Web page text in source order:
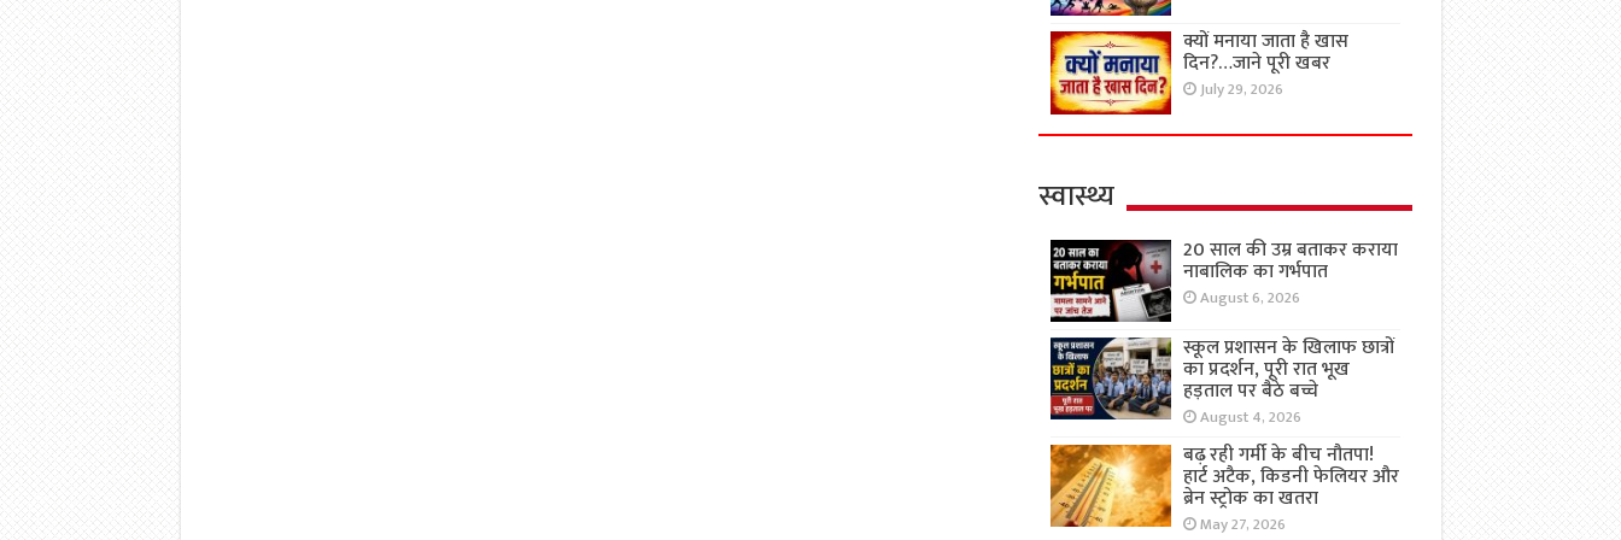
क्यों मनाया जाता है खास
दिन?…जाने पूरी खबर
July 29, 2026
स्वास्थ्य
20 साल की उम्र बताकर कराया
नाबालिक का गर्भपात
August 6, 2026
स्कूल प्रशासन के खिलाफ छात्रों
का प्रदर्शन, पूरी रात भूख
हड़ताल पर बैठे बच्चे
August 4, 2026
बढ़ रही गर्मी के बीच नौतपा!
हार्ट अटैक, किडनी फेलियर और
ब्रेन स्ट्रोक का खतरा
May 27, 2026